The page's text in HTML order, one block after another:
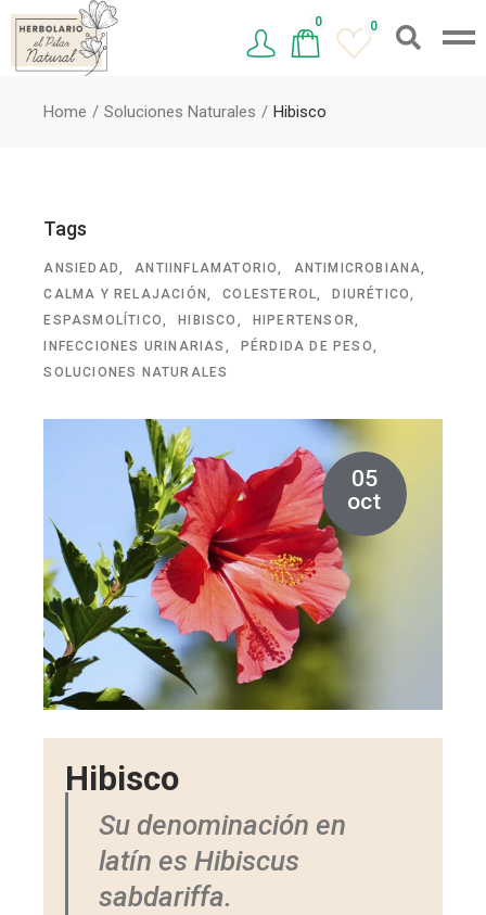
0 0
Home Soluciones Naturales Hibisco
Tags
ANSIEDAD ANTIINFLAMATORIO
ANTIMICROBIANA
CALMA Y RELAJACIÓN
COLESTEROL
DIURÉTICO
ESPASMOLÍTICO
HIBISCO
HIPERTENSOR
INFECCIONES URINARIAS
PÉRDIDA DE PESO
SOLUCIONES NATURALES
05
oct
Hibisco
Su denominación en
latín es Hibiscus
sabdariffa.